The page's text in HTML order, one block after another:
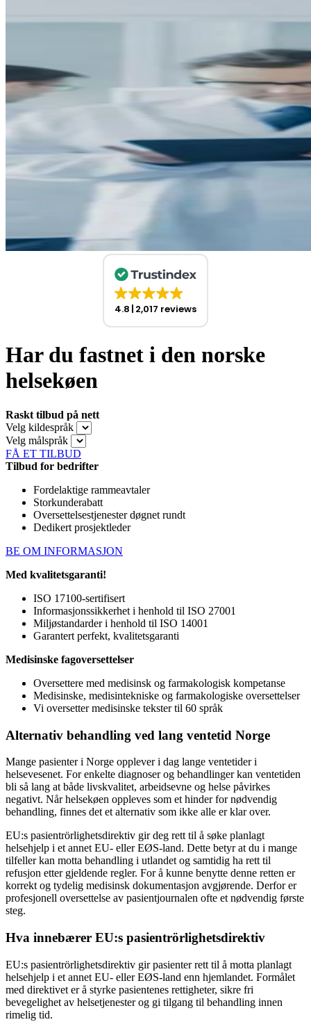
4.8 2,017 reviews
Har du fastnet i den norske
helsekøen
Raskt tilbud på nett
Velg kildespråk
Velg målspråk
FÅ ET TILBUD
Tilbud for bedrifter
Fordelaktige rammeavtaler
Storkunderabatt
Oversettelsestjenester døgnet rundt
Dedikert prosjektleder
BE OM INFORMASJON
Med kvalitetsgaranti!
ISO 17100-sertifisert
Informasjonssikkerhet i henhold til ISO 27001
Miljøstandarder i henhold til ISO 14001
Garantert perfekt, kvalitetsgaranti
Medisinske fagoversettelser
Oversettere med medisinsk og farmakologisk kompetanse
Medisinske, medisintekniske og farmakologiske oversettelser
Vi oversetter medisinske tekster til 60 språk
Alternativ behandling ved lang ventetid Norge
Mange pasienter i Norge opplever i dag lange ventetider i
helsevesenet. For enkelte diagnoser og behandlinger kan ventetiden
bli så lang at både livskvalitet, arbeidsevne og helse påvirkes
negativt. Når helsekøen oppleves som et hinder for nødvendig
behandling, finnes det et alternativ som ikke alle er klar over.
EU:s pasientrörlighetsdirektiv gir deg rett til å søke planlagt
helsehjelp i et annet EU- eller EØS-land. Dette betyr at du i mange
tilfeller kan motta behandling i utlandet og samtidig ha rett til
refusjon etter gjeldende regler. For å kunne benytte denne retten er
korrekt og tydelig medisinsk dokumentasjon avgjørende. Derfor er
profesjonell oversettelse av pasientjournalen ofte et nødvendig første
steg.
Hva innebærer EU:s pasientrörlighetsdirektiv
EU:s pasientrörlighetsdirektiv gir pasienter rett til å motta planlagt
helsehjelp i et annet EU- eller EØS-land enn hjemlandet. Formålet
med direktivet er å styrke pasientenes rettigheter, sikre fri
bevegelighet av helsetjenester og gi tilgang til behandling innen
rimelig tid.